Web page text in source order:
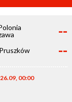
--
--
26.09, 00:00